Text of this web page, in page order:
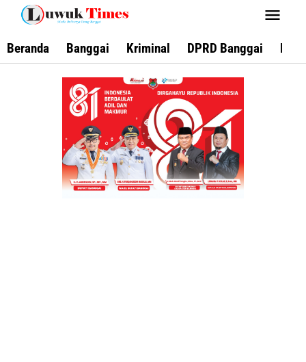
Lewati
konten
Beranda Banggai Kriminal DPRD Banggai